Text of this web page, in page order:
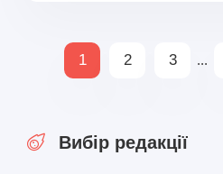
1 2 3 ...
Вибір редакції